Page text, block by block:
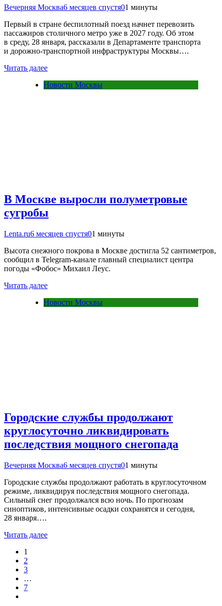
Вечерняя Москва6 месяцев спустя01 минуты
Первый в стране беспилотный поезд начнет перевозить
пассажиров столичного метро уже в 2027 году. Об этом
в среду, 28 января, рассказали в Департаменте транспорта
и дорожно-транспортной инфраструктуры Москвы….
Читать далее
Новости Москвы
В Москве выросли полуметровые
сугробы
Lenta.ru6 месяцев спустя01 минуты
Высота снежного покрова в Москве достигла 52 сантиметров,
сообщил в Telegram-канале главный специалист центра
погоды «Фобос» Михаил Леус.
Читать далее
Новости Москвы
Городские службы продолжают
круглосуточно ликвидировать
последствия мощного снегопада
Вечерняя Москва6 месяцев спустя01 минуты
Городские службы продолжают работать в круглосуточном
режиме, ликвидируя последствия мощного снегопада.
Сильный снег продолжался всю ночь. По прогнозам
синоптиков, интенсивные осадки сохранятся и сегодня,
28 января….
Читать далее
1
2
3
…
7